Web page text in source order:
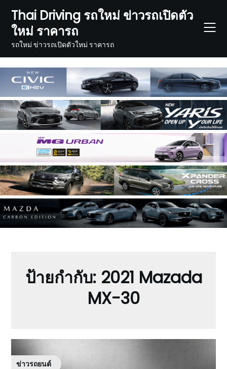
content
Thai Driving รถใหม่ ข่าวรถเปิดตัว
ใหม่ ราคารถ
รถใหม่ ข่าวรถเปิดตัวใหม่ ราคารถ
ป้ายกำกับ: 2021 Mazada
MX-30
ข่าวรถยนต์